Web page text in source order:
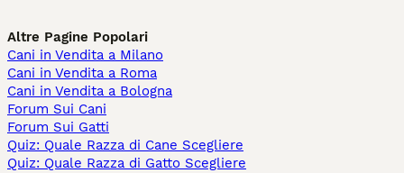
Altre Pagine Popolari
Cani in Vendita a Milano
Cani in Vendita a Roma
Cani in Vendita a Bologna
Forum Sui Cani
Forum Sui Gatti
Quiz: Quale Razza di Cane Scegliere
Quiz: Quale Razza di Gatto Scegliere